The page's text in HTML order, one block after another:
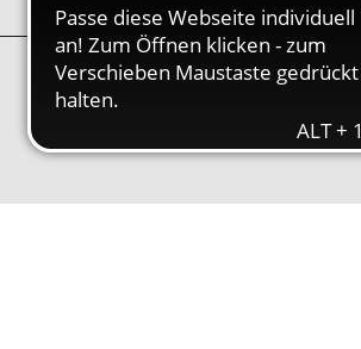
Specialty Brands
ENGINEERING & CONSULTING
HAZARDOUS WASTE EUROPE